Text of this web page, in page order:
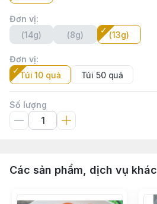
Đơn vị:
(14g)
(8g) (13g)
Đơn vị:
Túi 10 quả
Túi 50 quả
Số lượng
Các sản phẩm, dịch vụ khác